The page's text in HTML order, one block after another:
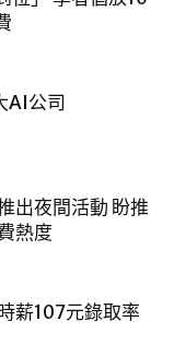
AI公司
出夜間活動 盼推
熱度
薪107元錄取率